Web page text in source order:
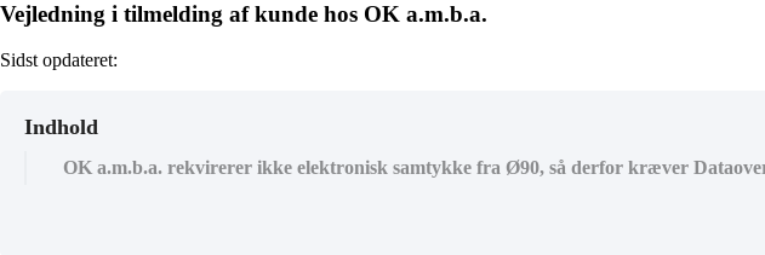
Vejledning i tilmelding af kunde hos OK a.m.b.a.
Sidst opdateret:
Indhold
OK a.m.b.a. rekvirerer ikke elektronisk samtykke fra Ø90, så derfor kræver